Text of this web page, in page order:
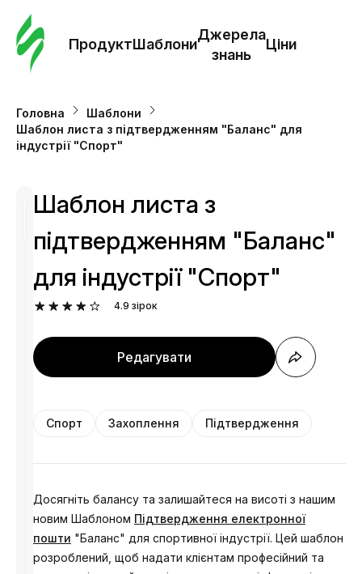
ПродуктШаблони
Джерела
знань
Ціни
Головна
Шаблони
Шаблон листа з підтвердженням "Баланс" для
індустрії "Спорт"
Шаблон листа з
підтвердженням "Баланс"
для індустрії "Спорт"
4.9 зірок
Редагувати
Спорт Захоплення Підтвердження
Досягніть балансу та залишайтеся на висоті з нашим
новим Шаблоном Підтвердження електронної
пошти "Баланс" для спортивної індустрії. Цей шаблон
розроблений, щоб надати клієнтам професійний та